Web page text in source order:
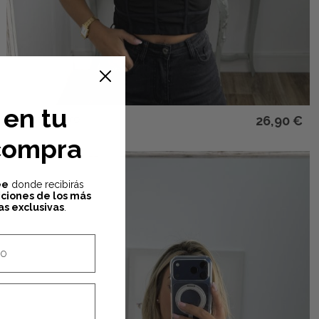
Corset negro 26,90 €
tu
donde recibirás
de los más
exclusivas